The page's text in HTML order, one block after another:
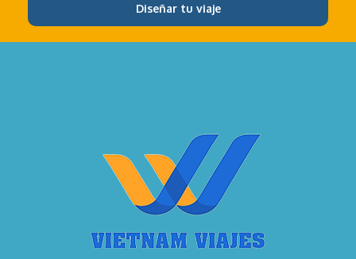
Diseñar tu viaje